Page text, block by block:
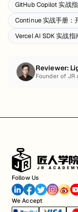
GitHub Copilot 实战
Continue 实战手册：
Vercel AI SDK 实战指
Reviewer:
Founder of JR
Follow Us
We Accept